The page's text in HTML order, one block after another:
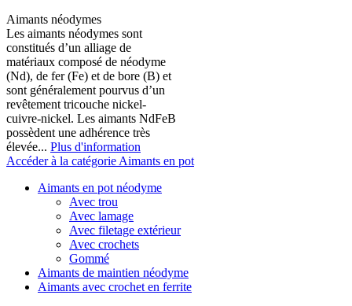
Aimants néodymes
Les aimants néodymes sont
constitués d’un alliage de
matériaux composé de néodyme
(Nd), de fer (Fe) et de bore (B) et
sont généralement pourvus d’un
revêtement tricouche nickel-
cuivre-nickel. Les aimants NdFeB
possèdent une adhérence très
élevée... Plus d'information
Accéder à la catégorie Aimants en pot
Aimants en pot néodyme
Avec trou
Avec lamage
Avec filetage extérieur
Avec crochets
Gommé
Aimants de maintien néodyme
Aimants avec crochet en ferrite